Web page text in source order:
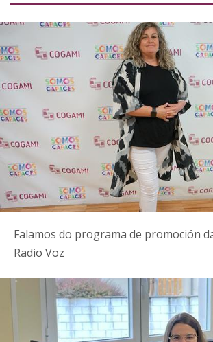
Falamos do programa de promoción
Radio Voz